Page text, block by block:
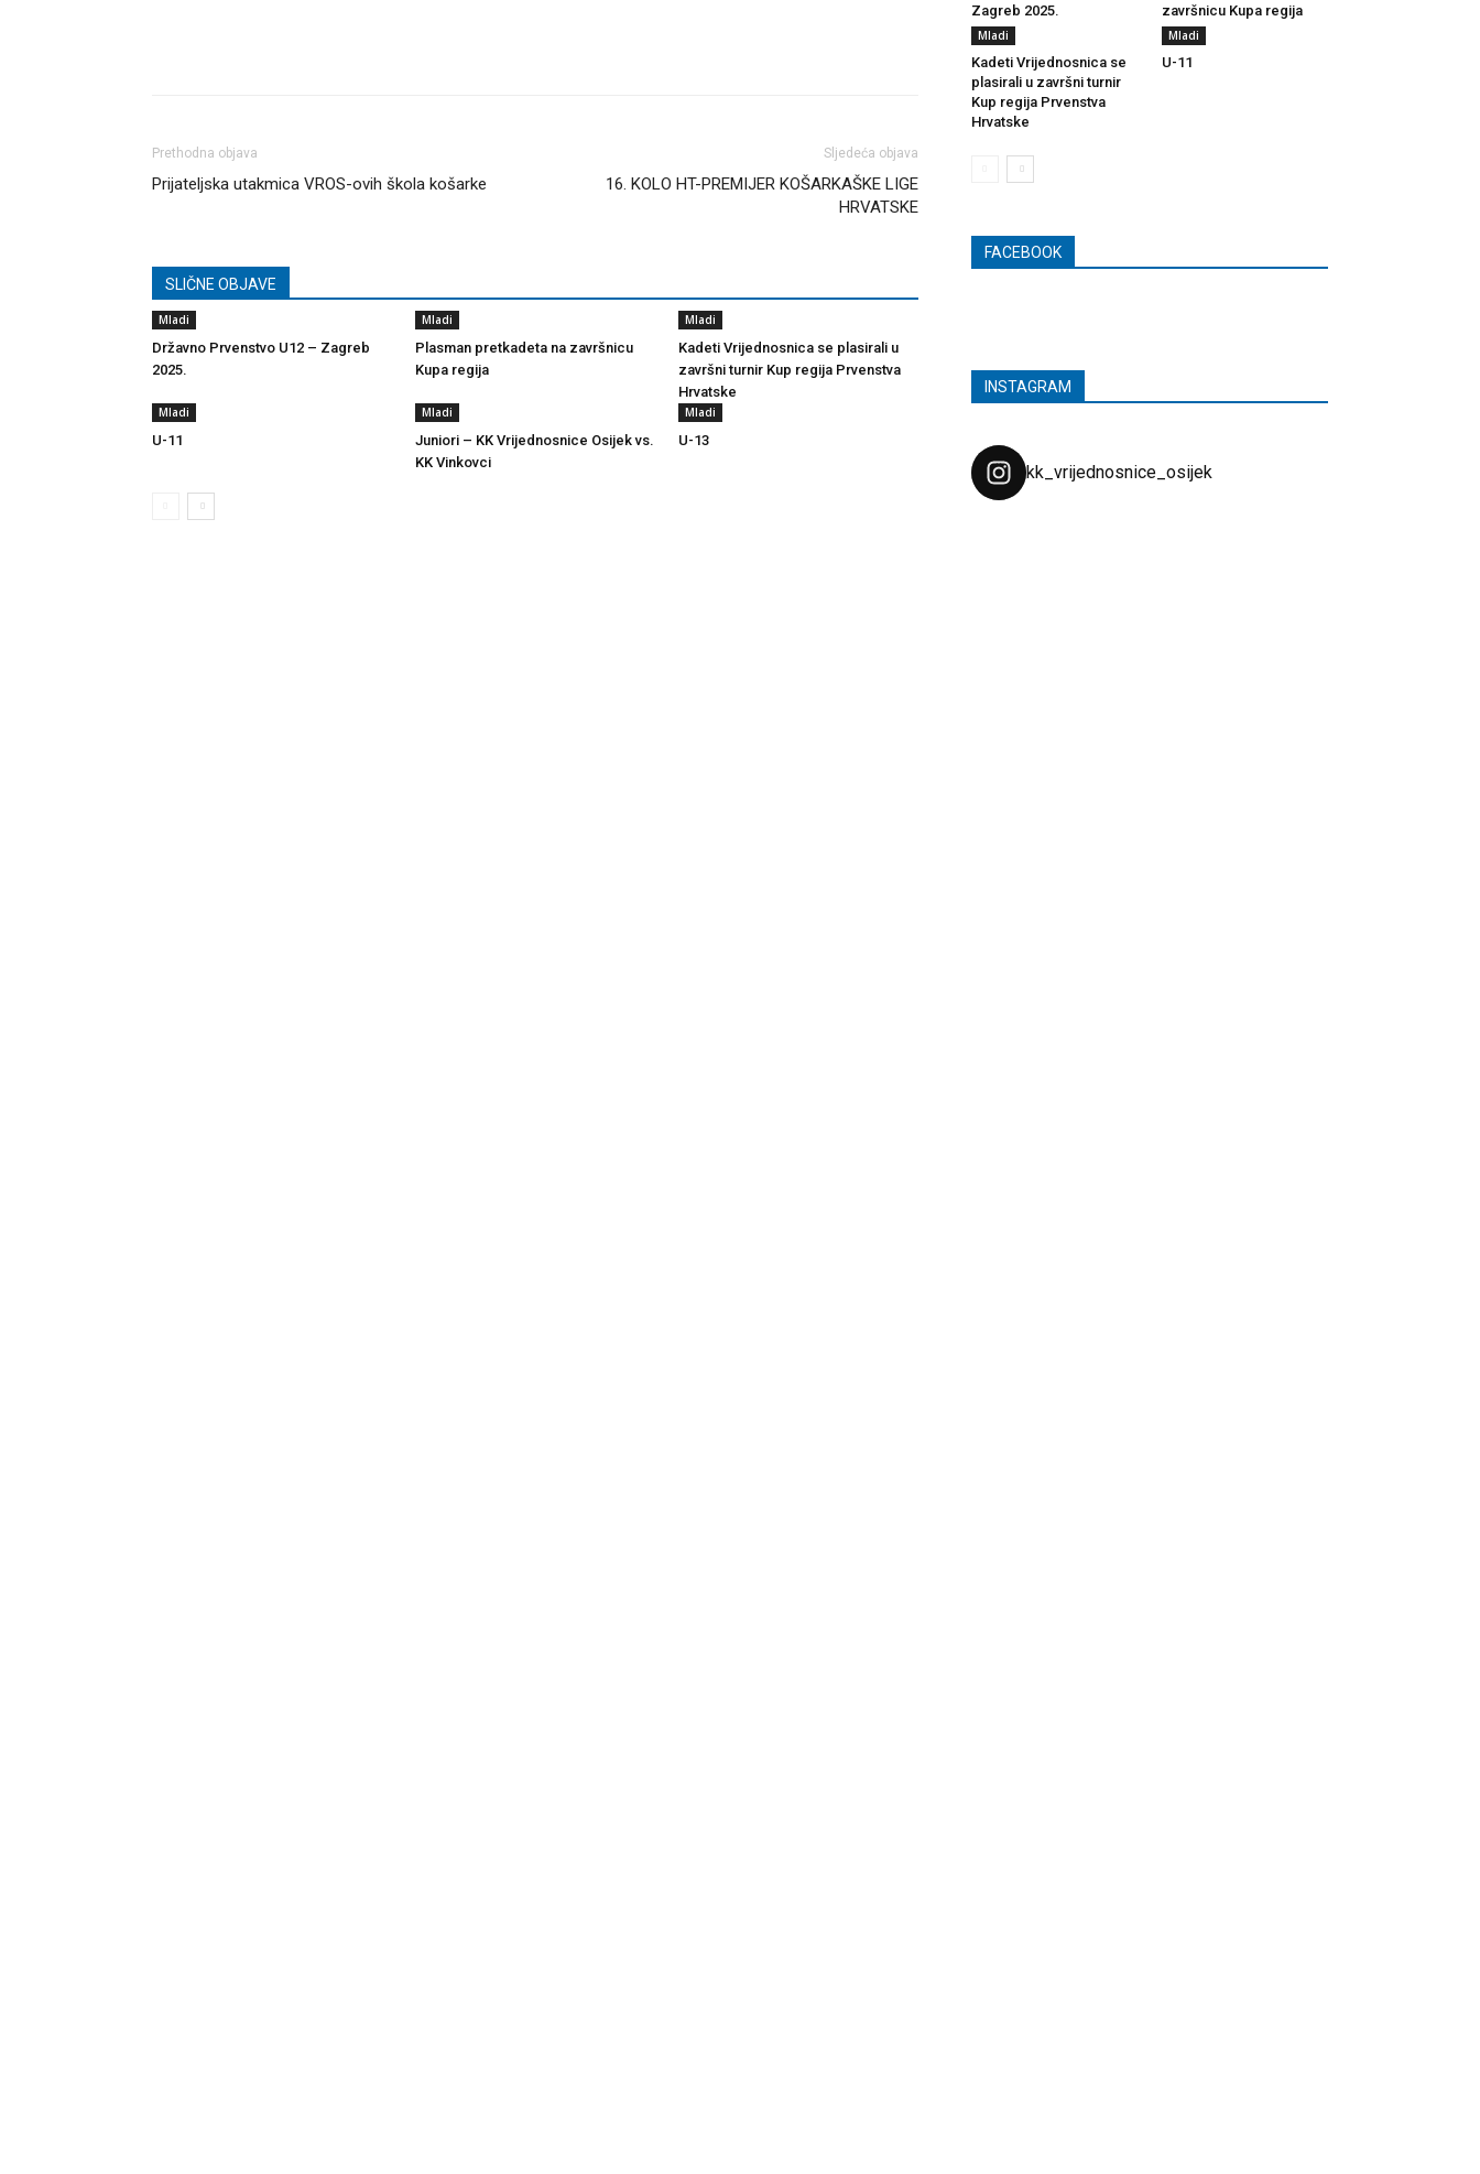
Prethodna objava
Prijateljska utakmica VROS-ovih škola košarke
Sljedeća objava
16. KOLO HT-PREMIJER KOŠARKAŠKE LIGE
HRVATSKE
SLIČNE OBJAVE
Mladi
Državno Prvenstvo U12 – Zagreb
2025.
Mladi
Plasman pretkadeta na završnicu
Kupa regija
Mladi
Kadeti Vrijednosnica se plasirali u
završni turnir Kup regija Prvenstva
Hrvatske
Mladi
U-11
Mladi
Juniori – KK Vrijednosnice Osijek vs.
KK Vinkovci
Mladi
U-13
Zagreb 2025.
završnicu Kupa regija
Mladi
Kadeti Vrijednosnica se
plasirali u završni turnir
Kup regija Prvenstva
Hrvatske
Mladi
U-11
FACEBOOK
INSTAGRAM
kk_vrijednosnice_osijek